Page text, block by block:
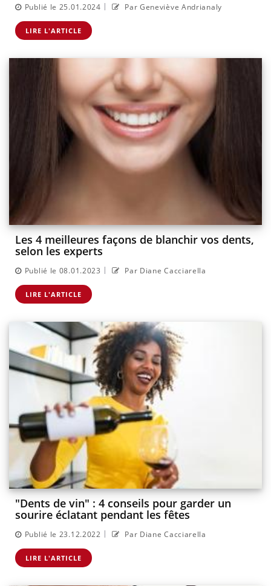
Publié le 25.01.2024 | Par Geneviève Andrianaly
LIRE L'ARTICLE
Les 4 meilleures façons de blanchir vos dents,
selon les experts
Publié le 08.01.2023 | Par Diane Cacciarella
LIRE L'ARTICLE
"Dents de vin" : 4 conseils pour garder un
sourire éclatant pendant les fêtes
Publié le 23.12.2022 | Par Diane Cacciarella
LIRE L'ARTICLE